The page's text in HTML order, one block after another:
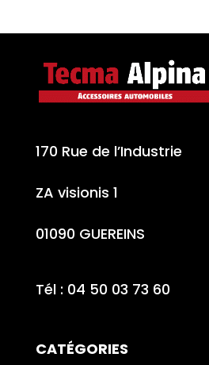
170 Rue de l’Industrie
ZA visionis 1
01090 GUEREINS
Tél : 04 50 03 73 60
CATÉGORIES